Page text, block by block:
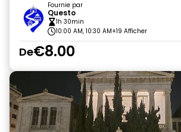
Fournie par
Questo
1h 30min
10:00 AM, 10:30 AM+19 Afficher
De€8.00